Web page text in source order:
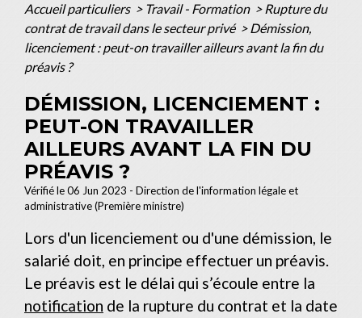
Accueil particuliers > Travail - Formation > Rupture du
contrat de travail dans le secteur privé > Démission,
licenciement : peut-on travailler ailleurs avant la fin du
préavis ?
DÉMISSION, LICENCIEMENT :
PEUT-ON TRAVAILLER
AILLEURS AVANT LA FIN DU
PRÉAVIS ?
Vérifié le 06 Jun 2023 - Direction de l'information légale et
administrative (Première ministre)
Lors d'un licenciement ou d'une démission, le
salarié doit, en principe effectuer un préavis.
Le préavis est le délai qui s’écoule entre la
notification de la rupture du contrat et la date